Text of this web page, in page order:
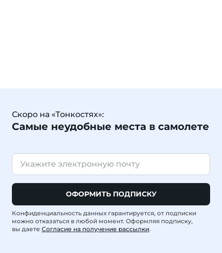
Скоро на «Тонкостях»:
Самые неудобные места в самолете
ОФОРМИТЬ ПОДПИСКУ
Конфиденциальность данных гарантируется, от подписки
можно отказаться в любой момент. Оформляя подписку,
вы даете Согласие на получение рассылки.